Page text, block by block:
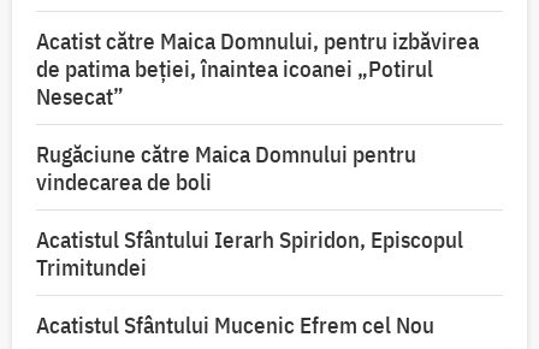
Acatist către Maica Domnului, pentru izbăvirea
de patima beției, înaintea icoanei „Potirul
Nesecat”
Rugăciune către Maica Domnului pentru
vindecarea de boli
Acatistul Sfântului Ierarh Spiridon, Episcopul
Trimitundei
Acatistul Sfântului Mucenic Efrem cel Nou